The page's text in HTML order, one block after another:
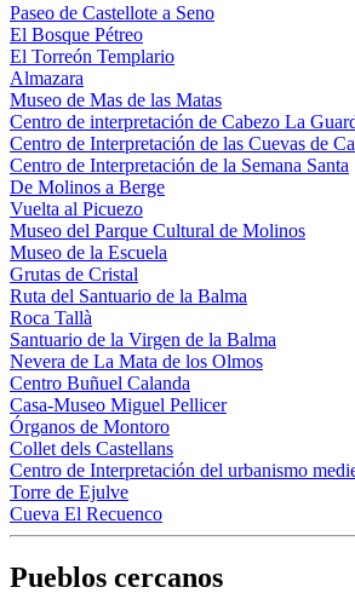
Paseo de Castellote a Seno
El Bosque Pétreo
El Torreón Templario
Almazara
Museo de Mas de las Matas
Centro de interpretación de Cabezo La
Centro de Interpretación de las Cuevas de
Centro de Interpretación de la Semana Santa
De Molinos a Berge
Vuelta al Picuezo
Museo del Parque Cultural de Molinos
Museo de la Escuela
Grutas de Cristal
Ruta del Santuario de la Balma
Roca Tallà
Santuario de la Virgen de la Balma
Nevera de La Mata de los Olmos
Centro Buñuel Calanda
Casa-Museo Miguel Pellicer
Órganos de Montoro
Collet dels Castellans
Centro de Interpretación del urbanismo
Torre de Ejulve
Cueva El Recuenco
Pueblos cercanos